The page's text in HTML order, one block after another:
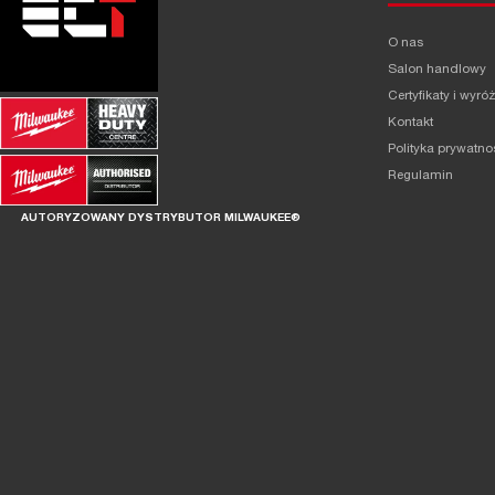
AUTORYZOWANY DYSTRYBUTOR MILWAUKEE®
O nas
Salon handlowy
Certyfikaty i
Kontakt
Polityka
Regulamin